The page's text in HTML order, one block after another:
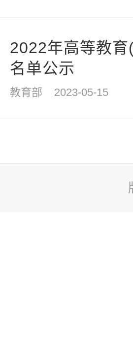
2022年高等教
名单公示
教育部 2023-05-15